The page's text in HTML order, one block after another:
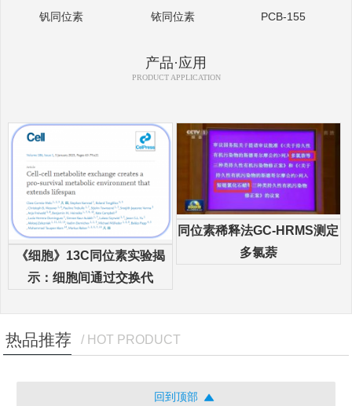
钒同位素 铱同位素 PCB-155
产品·应用
PRODUCT APPLICATION
《细胞》13C同位素实验揭
示：细胞间通过交换代
同位素稀释法GC-HRMS测定
多氯萘
热品推荐 / HOT PRODUCT
回到顶部